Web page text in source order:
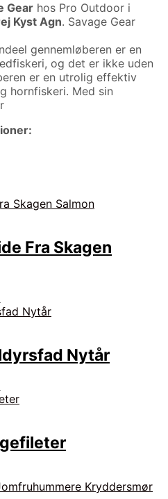
Gear hos Pro Outdoor i
Kyst Agn. Savage Gear
gennemløberen er en
og det er ikke uden
er en utrolig effektiv
hornfiskeri. Med sin
Fra Skagen
aktuelle
480,00 kr..
Nytår
aktuelle
625,00 kr..